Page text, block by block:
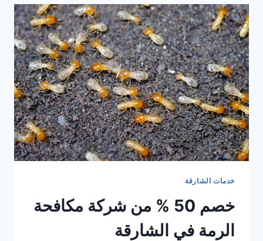
الفئران
فى
الشارقة
خدمات الشارقة
خصم 50 % من شركة مكافحة
الرمة في الشارقة